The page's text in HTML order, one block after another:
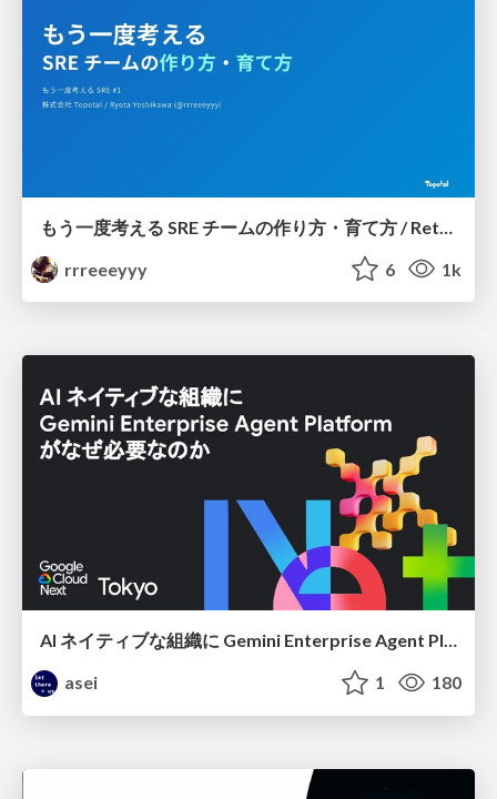
rrreeeyyy
6 1k
AI ネイティブな組織に Gemini Enterprise Agent Platform がなぜ必要なのか
asei
1 180